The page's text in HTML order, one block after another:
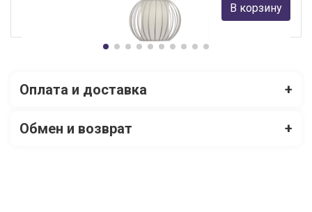
В корзину
Оплата и доставка +
Обмен и возврат +